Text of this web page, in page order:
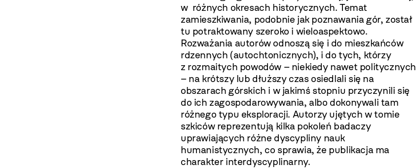
w różnych okresach historycznych. Temat
zamieszkiwania, podobnie jak poznawania gór, został
tu potraktowany szeroko i wieloaspektowo.
Rozważania autorów odnoszą się i do mieszkańców
rdzennych (autochtonicznych), i do tych, którzy
z rozmaitych powodów – niekiedy nawet politycznych
– na krótszy lub dłuższy czas osiedlali się na
obszarach górskich i w jakimś stopniu przyczynili się
do ich zagospodarowywania, albo dokonywali tam
różnego typu eksploracji. Autorzy ujętych w tomie
szkiców reprezentują kilka pokoleń badaczy
uprawiających różne dyscypliny nauk
humanistycznych, co sprawia, że publikacja ma
charakter interdyscyplinarny.